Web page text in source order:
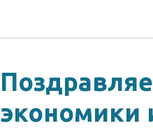
экономики